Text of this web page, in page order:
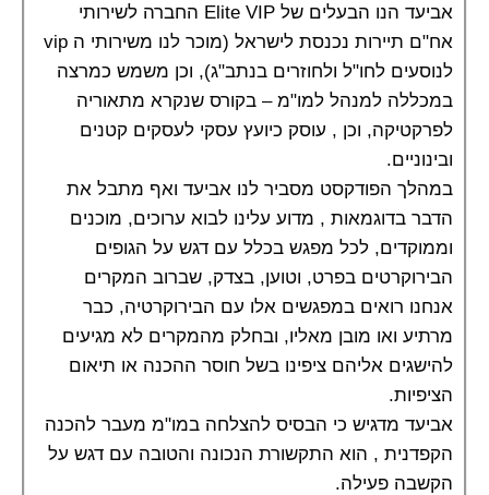
אביעד הנו הבעלים של Elite VIP החברה לשירותי
אח"ם תיירות נכנסת לישראל (מוכר לנו משירותי ה vip
לנוסעים לחו"ל ולחוזרים בנתב"ג), וכן משמש כמרצה
במכללה למנהל למו"מ – בקורס שנקרא מתאוריה
לפרקטיקה, וכן , עוסק כיועץ עסקי לעסקים קטנים
ובינוניים.
במהלך הפודקסט מסביר לנו אביעד ואף מתבל את
הדבר בדוגמאות , מדוע עלינו לבוא ערוכים, מוכנים
וממוקדים, לכל מפגש בכלל עם דגש על הגופים
הבירוקרטים בפרט, וטוען, בצדק, שברוב המקרים
אנחנו רואים במפגשים אלו עם הבירוקרטיה, כבר
מרתיע ואו מובן מאליו, ובחלק מהמקרים לא מגיעים
להישגים אליהם ציפינו בשל חוסר ההכנה או תיאום
הציפיות.
אביעד מדגיש כי הבסיס להצלחה במו"מ מעבר להכנה
הקפדנית , הוא התקשורת הנכונה והטובה עם דגש על
הקשבה פעילה.